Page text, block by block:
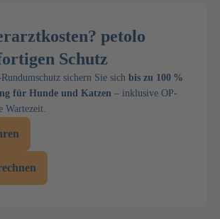
petolo
Schutz
sichern Sie sich bis zu 100 %
für Hunde und Katzen – inklusive OP-
Wartezeit.